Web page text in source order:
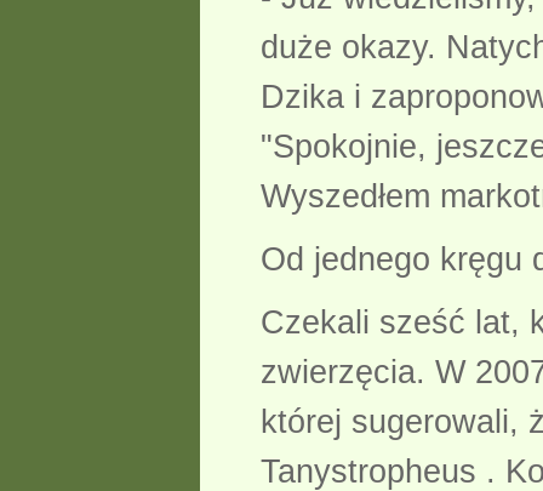
duże okazy.
Dzika i
"Spokojnie,
Wyszedłem
Od jednego kręgu
Czekali sześć lat,
zwierzęcia. W
której sugerowali,
Tanystropheus .